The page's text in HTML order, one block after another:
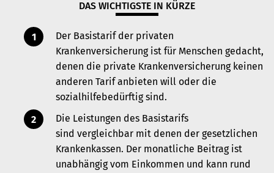
DAS WICHTIGSTE IN KÜRZE
Der Basistarif der privaten
Krankenversicherung ist für Menschen gedacht,
denen die private Krankenversicherung keinen
anderen Tarif anbieten will oder die
sozialhilfebedürftig sind.
Die Leistungen des Basistarifs
sind vergleichbar mit denen der gesetzlichen
Krankenkassen. Der monatliche Beitrag ist
unabhängig vom Einkommen und kann rund